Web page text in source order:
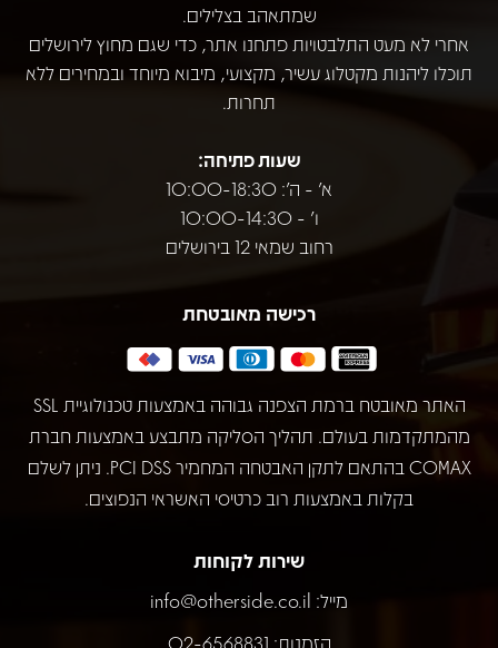
שמתאהב בצלילים.
אחרי לא מעט התלבטויות פתחנו אתר, כדי שגם מחוץ לירושלים
תוכלו ליהנות מקטלוג עשיר, מקצועי, מיבוא מיוחד ובמחירים ללא
תחרות.
שעות פתיחה:
א' - ה': 10:00-18:30
ו' - 10:00-14:30
רחוב שמאי 12 בירושלים
רכישה מאובטחת
האתר מאובטח ברמת הצפנה גבוהה באמצעות טכנולוגיית SSL
מהמתקדמות בעולם. תהליך הסליקה מתבצע באמצעות חברת
COMAX בהתאם לתקן האבטחה המחמיר PCI DSS. ניתן לשלם
בקלות באמצעות רוב כרטיסי האשראי הנפוצים.
שירות לקוחות
מייל: info@otherside.co.il
הזמנות: 02-6568831